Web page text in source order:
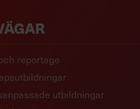
reportage
utbildningar